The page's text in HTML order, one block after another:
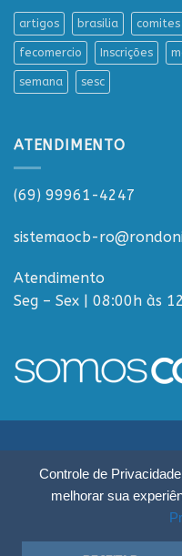
Controle de
melhorar sua
artigos brasilia comites
fecomercio Inscrições
semana sesc
ATENDIMENTO
(69) 99961-4247
sistemaocb-
Atendimento
Seg – Sex | 08:00h às
Sistema OCB Rondônia ©
Macalão, 4675 - Flodoaldo